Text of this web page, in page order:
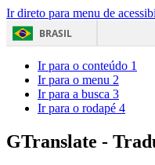
Ir direto para menu de
BRASIL
Ir para o conteúdo 1
Ir para o menu 2
Ir para a busca 3
Ir para o rodapé 4
GTranslate -